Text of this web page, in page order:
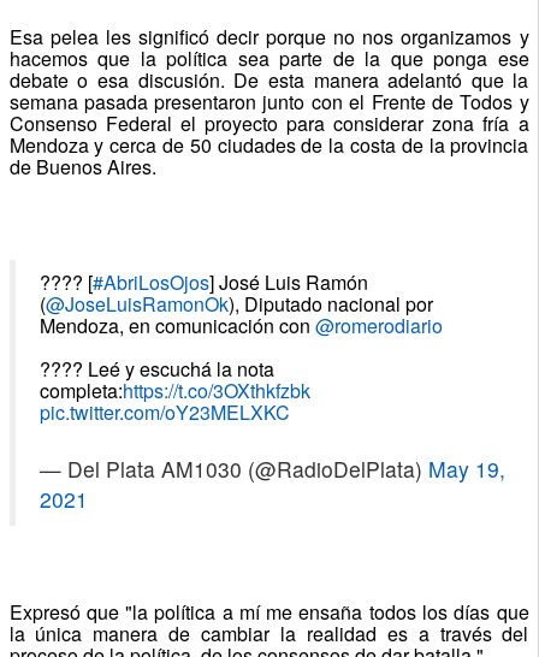
Esa pelea les significó decir porque no nos organizamos y
hacemos que la política sea parte de la que ponga ese
debate o esa discusión. De esta manera adelantó que la
semana pasada presentaron junto con el Frente de Todos y
Consenso Federal el proyecto para considerar zona fría a
Mendoza y cerca de 50 ciudades de la costa de la provincia
de Buenos Aires.
???? [#AbriLosOjos] José Luis Ramón
(@JoseLuisRamonOk), Diputado nacional por
Mendoza, en comunicación con @romerodiario
???? Leé y escuchá la nota
completa:https://t.co/3OXthkfzbk
pic.twitter.com/oY23MELXKC
— Del Plata AM1030 (@RadioDelPlata) May 19,
2021
Expresó que "la política a mí me ensaña todos los días que
la única manera de cambiar la realidad es a través del